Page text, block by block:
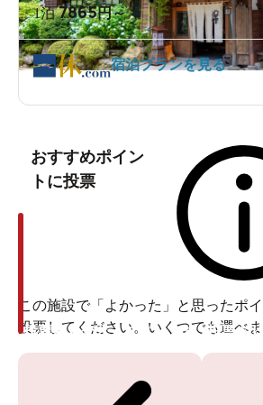
1泊7865円～
宿泊プランを見る
おすすめポイン
トに投票
この施設で「よかった」と思ったポ
投票してください。いくつでも選べま
投票ありがとうございます 投票あ